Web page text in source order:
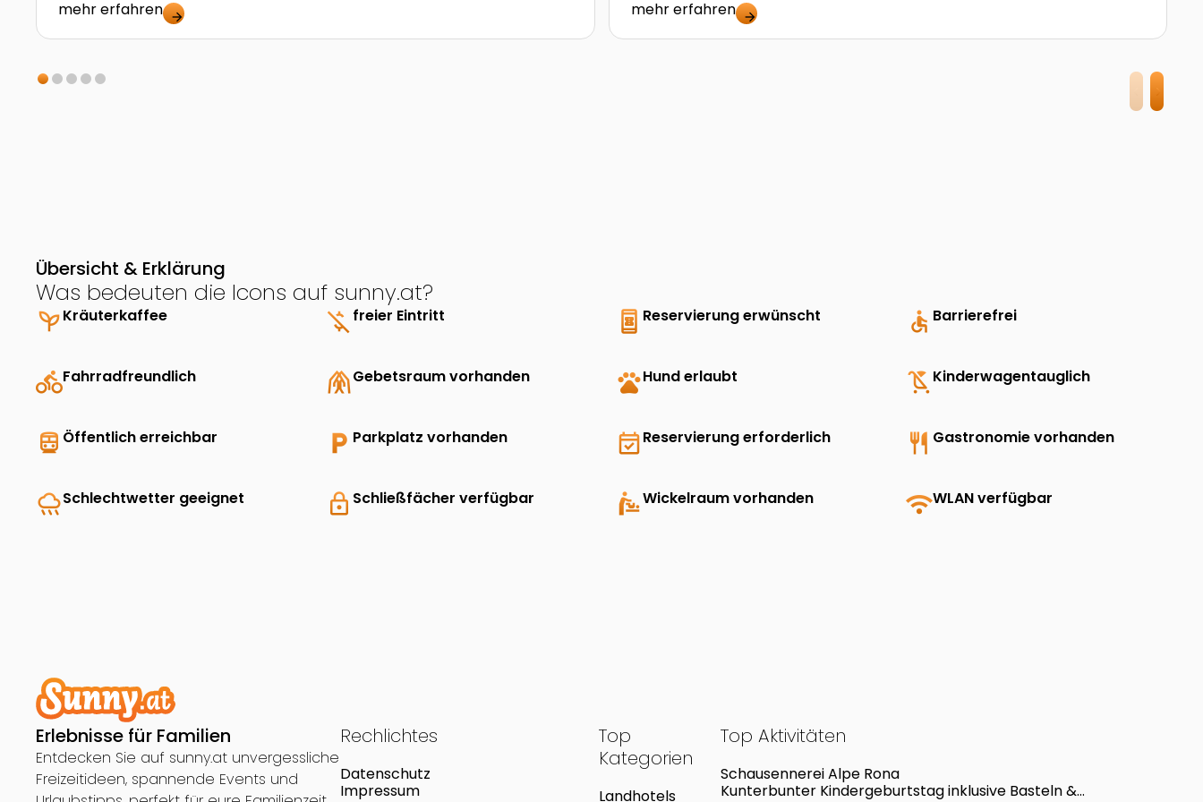
mehr erfahren arrow_forward mehr erfahren arrow_forward
Übersicht & Erklärung
Was bedeuten die Icons auf sunny.at?
psychiatryKräuterkaffee money_off freier Eintritt book_online Reservierung erwünscht accessible Barrierefrei
directions_bikeFahrradfreundlich folded_handsGebetsraum vorhanden petsHund erlaubt child_friendlyKinderwagentauglich
directions_transit Öffentlich erreichbar local_parking Parkplatz vorhanden event_availableReservierung erforderlich restaurant Gastronomie vorhanden
rainySchlechtwetter geeignet lock Schließfächer verfügbar baby_changing_stationWickelraum vorhanden wifiWLAN verfügbar
Erlebnisse für Familien
Entdecken Sie auf sunny.at unvergessliche
Freizeitideen, spannende Events und
Rechlichtes
Datenschutz
Impressum
Top
Kategorien
Landhotels
Top Aktivitäten
Schausennerei Alpe Rona
Kunterbunter Kindergeburtstag inklusive Basteln &